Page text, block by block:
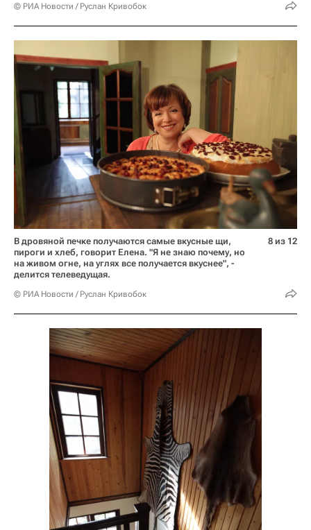
© РИА Новости / Руслан Кривобок
В дровяной печке получаются самые вкусные щи,
пироги и хлеб, говорит Елена. "Я не знаю почему, но
на живом огне, на углях все получается вкуснее", -
делится телеведущая.
© РИА Новости / Руслан Кривобок
8 из 12